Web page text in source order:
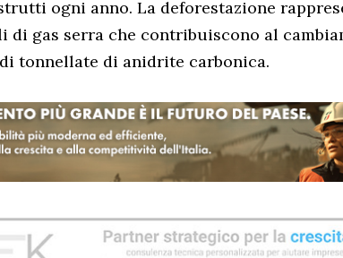
ogni anno. La deforestazione
di gas serra che contribuiscono al
tonnellate di anidrite carbonica.